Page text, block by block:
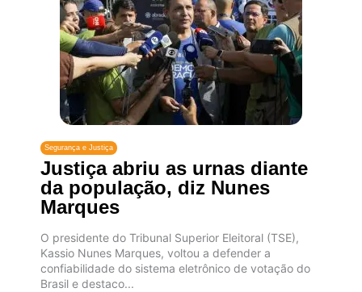
Segurança e Justiça
Justiça abriu as urnas diante
da população, diz Nunes
Marques
O presidente do Tribunal Superior Eleitoral (TSE),
Kassio Nunes Marques, voltou a defender a
confiabilidade do sistema eletrônico de votação do
Brasil e destaco...